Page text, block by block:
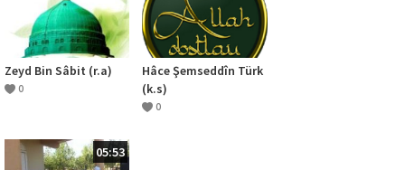
Zeyd Bin Sâbit (r.a)
0
Hâce Şemseddîn Türk
(k.s)
0
05:53